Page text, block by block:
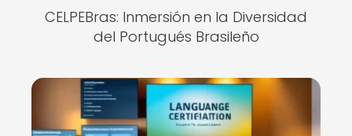
CELPEBras: Inmersión en la Diversidad
del Portugués Brasileño